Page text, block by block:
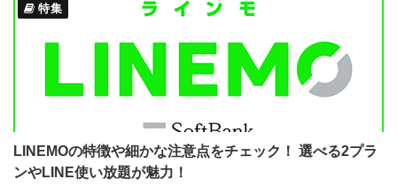
特集
LINEMOの特徴や細かな注意点をチェック！ 選べる2プラ
ンやLINE使い放題が魅力！